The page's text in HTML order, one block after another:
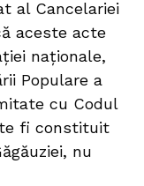
al Cancelariei
aceste acte
naționale,
Populare a
cu Codul
fi constituit
nu